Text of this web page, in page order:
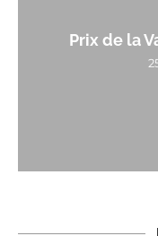
Prix de la